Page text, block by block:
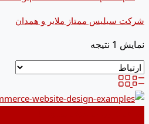
شرکت سیلیس ممتاز ملایر و همدان
نمایش 1 نتیجه